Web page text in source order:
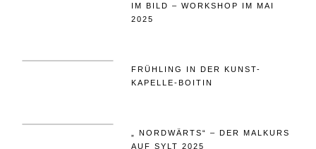
IM BILD – WORKSHOP IM MAI
2025
FRÜHLING IN DER KUNST-
KAPELLE-BOITIN
„ NORDWÄRTS“ – DER MALKURS
AUF SYLT 2025